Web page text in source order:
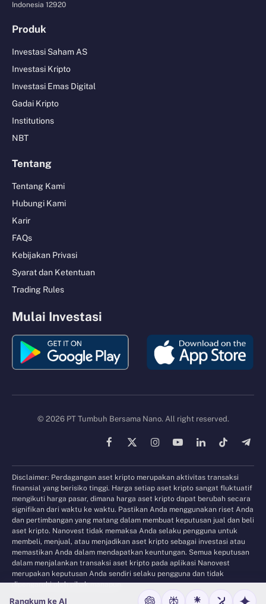
Indonesia 12920
Produk
Investasi Saham AS
Investasi Kripto
Investasi Emas Digital
Gadai Kripto
Institutions
NBT
Tentang
Tentang Kami
Hubungi Kami
Karir
FAQs
Kebijakan Privasi
Syarat dan Ketentuan
Trading Rules
Mulai Investasi
© 2026 PT Tumbuh Bersama Nano. All right reserved.
Facebook
X
InstagramYouTubeLinkedInTikTok
Disclaimer: Perdagangan aset kripto merupakan aktivitas transaksi
finansial yang berisiko tinggi. Harga setiap aset kripto sangat fluktuatif
mengikuti harga pasar, dimana harga aset kripto dapat berubah secara
signifikan dari waktu ke waktu. Pastikan Anda menggunakan riset Anda
dan pertimbangan yang matang dalam membuat keputusan jual dan beli
aset kripto. Nanovest tidak memaksa Anda selaku pengguna untuk
membeli, menjual, atau menjadikan aset kripto sebagai investasi atau
memastikan Anda dalam mendapatkan keuntungan. Semua keputusan
dalam menjalankan transaksi aset kripto pada aplikasi Nanovest
merupakan keputusan Anda sendiri selaku pengguna dan tidak
dipengaruhi oleh pihak manapun.
Rangkum ke AI